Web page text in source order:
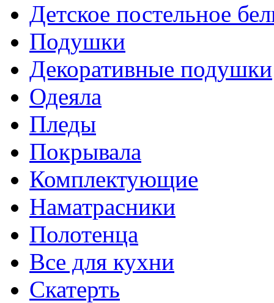
Детское постельное
Подушки
Декоративные подушки
Одеяла
Пледы
Покрывала
Комплектующие
Наматрасники
Полотенца
Все для кухни
Скатерть